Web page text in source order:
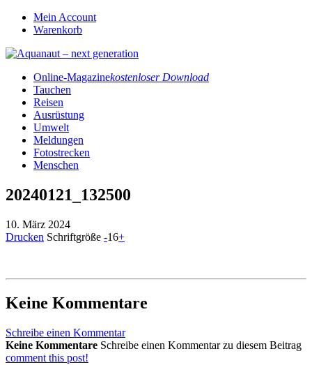
Mein Account
Warenkorb
Online-Magazinekostenloser Download
Tauchen
Reisen
Ausrüstung
Umwelt
Meldungen
Fotostrecken
Menschen
20240121_132500
10. März 2024
Drucken Schriftgröße -16+
Keine Kommentare
Schreibe einen Kommentar
Keine Kommentare Schreibe einen Kommentar zu diesem Beitrag
comment this post!